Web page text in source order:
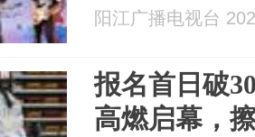
阳江广播电视台
报名首日破
高燃启幕，